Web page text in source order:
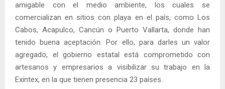
amigable con el medio ambiente, los cuales se
comercializan en sitios con playa en el país, como Los
Cabos, Acapulco, Cancún o Puerto Vallarta, donde han
tenido buena aceptación. Por ello, para darles un valor
agregado, el gobierno estatal está comprometido con
artesanos y empresarios a visibilizar su trabajo en la
Exintex, en la que tienen presencia 23 países.